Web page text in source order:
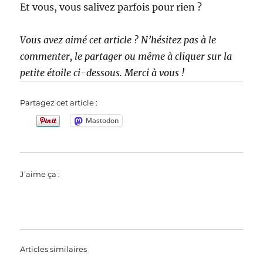
Et vous, vous salivez parfois pour rien ?
Vous avez aimé cet article ? N’hésitez pas à le
commenter, le partager ou même à cliquer sur la
petite étoile ci-dessous. Merci à vous !
Partagez cet article :
Mastodon
J’aime ça :
Articles similaires